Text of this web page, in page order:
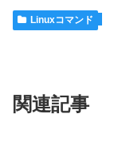
Linuxコマンド
関連記事